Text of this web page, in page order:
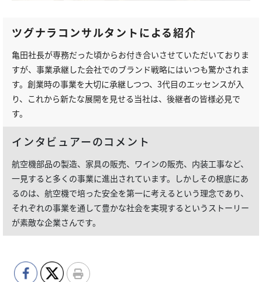
ツグナラコンサルタントによる紹介
亀田社長が専務だった頃からお付き合いさせていただいておりま
すが、事業承継した会社でのブランド戦略にはいつも驚かされま
す。創業時の事業を大切に承継しつつ、3代目のエッセンスが入
り、これから新たな展開を見せる当社は、後継者の皆様必見で
す。
インタビュアーのコメント
航空機部品の製造、家具の販売、ワインの販売、内装工事など、
一見すると多くの事業に進出されています。しかしその根底にあ
るのは、航空機で培った安全を第一に考えるという理念であり、
それぞれの事業を通して豊かな社会を実現するというストーリー
が素敵な企業さんです。